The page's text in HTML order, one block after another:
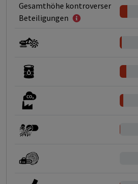
Gesamthöhe kontroverser
Beteiligungen